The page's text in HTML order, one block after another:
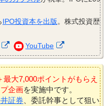
IPO投資本を出版。株式投資歴
YouTube
最大7,000ポイントがもらえ
企画を実施中です。
証券、委託幹事として狙い